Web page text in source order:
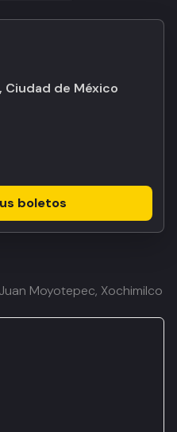
Ciudad de México
boletos
Moyotepec, Xochimilco